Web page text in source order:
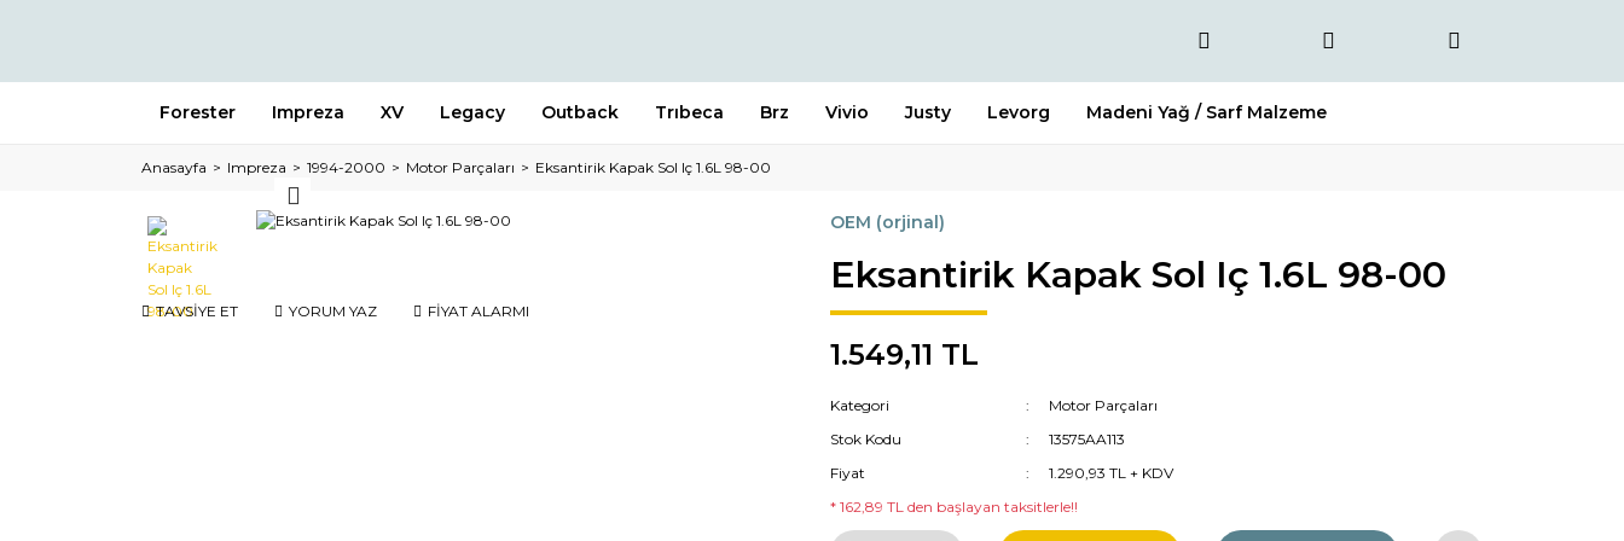
Forester Impreza XV Legacy Outback Trıbeca Brz Vivio Justy Levorg Madeni Yağ / Sarf Malzeme
Anasayfa Impreza 1994-2000 Motor Parçaları Eksantirik Kapak Sol Iç 1.6L 98-00
TAVSİYE ET YORUM YAZ FİYAT ALARMI
OEM (orjinal)
Eksantirik Kapak Sol Iç 1.6L 98-00
1.549,11 TL
Kategori
Motor Parçaları
Stok Kodu
13575AA113
Fiyat
1.290,93 TL + KDV
* 162,89 TL den başlayan taksitlerle!!